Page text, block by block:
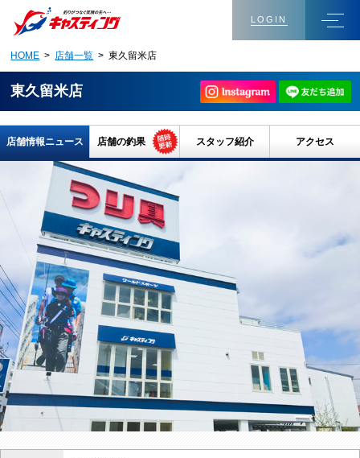
LOGIN
HOME > 店舗一覧 > 東久留米店
東久留米店
店舗情報ニュース 店舗の釣果 スタッフ紹介 アクセス